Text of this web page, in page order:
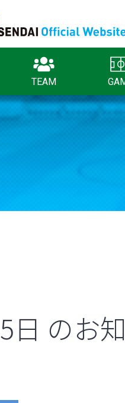
TEAM
5日 のお